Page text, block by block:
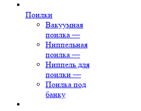
Поилки
Вакуумная
поилка —
Ниппельная
поилка —
Ниппель для
поилки —
Поилка под
банку